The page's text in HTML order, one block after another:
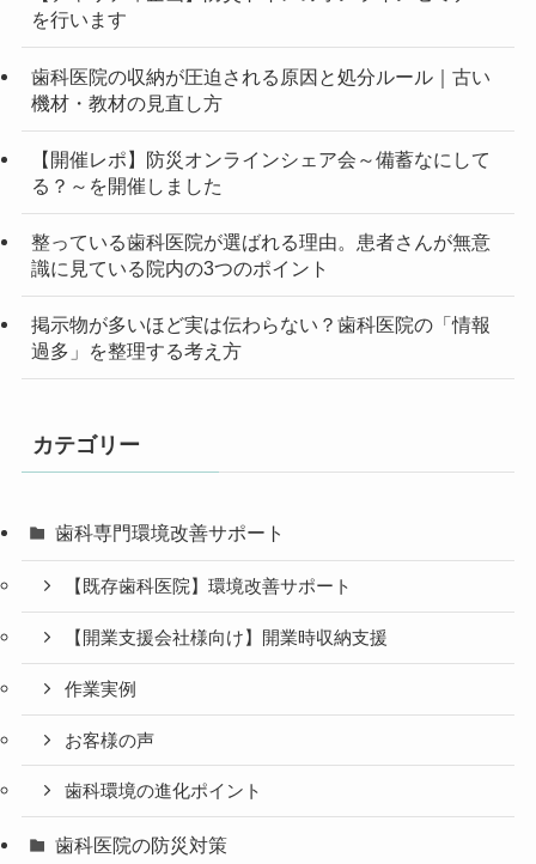
を行います
歯科医院の収納が圧迫される原因と処分ルール｜古い
機材・教材の見直し方
【開催レポ】防災オンラインシェア会～備蓄なにして
る？～を開催しました
整っている歯科医院が選ばれる理由。患者さんが無意
識に見ている院内の3つのポイント
掲示物が多いほど実は伝わらない？歯科医院の「情報
過多」を整理する考え方
カテゴリー
歯科専門環境改善サポート
【既存歯科医院】環境改善サポート
【開業支援会社様向け】開業時収納支援
作業実例
お客様の声
歯科環境の進化ポイント
歯科医院の防災対策